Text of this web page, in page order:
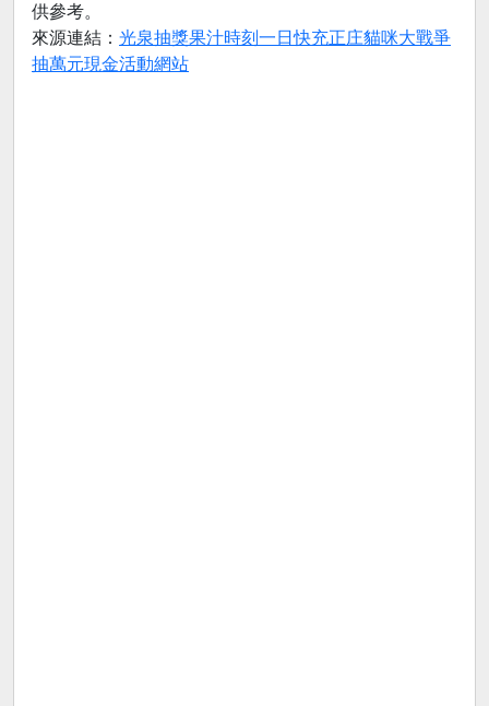
供參考。
來源連結： 光泉抽獎果汁時刻一日快充正庄貓咪大戰爭
抽萬元現金活動網站